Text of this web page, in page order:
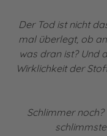
Der Tod ist nicht
mal überlegt, ob
was dran ist? Und
Wirklichkeit der
Schlimmer